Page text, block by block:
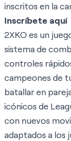
inscritos en la
Inscríbete aquí
2XKO es un
sistema de
controles
campeones de
batallar en
icónicos de
con nuevos
adaptados a los